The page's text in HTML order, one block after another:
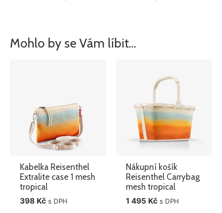
Mohlo by se Vám líbit…
Kabelka Reisenthel
Extralite case 1 mesh
tropical
398 Kč s DPH
Nákupní košík
Reisenthel Carrybag
mesh tropical
1 495 Kč s DPH